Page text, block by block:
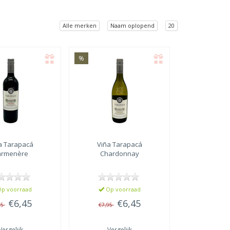
Alle merken Naam oplopend 20
Tarapacá
voorraad
€6,45
%
Viña Tarapacá
Chardonnay
Op voorraad
€7,95 €6,45